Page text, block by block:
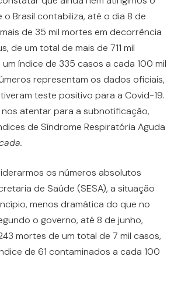
Brasil contabiliza, até o dia 8 de
de 35 mil mortes em decorrência
de um total de mais de 711 mil
índice de 335 casos a cada 100 mil
representam os dados oficiais,
teste positivo para a Covid-19.
atentar para a subnotificação,
de Síndrome Respiratória Aguda
os números absolutos
de Saúde (SESA), a situação
menos dramática do que no
o governo, até 8 de junho,
mortes de um total de 7 mil casos,
de 61 contaminados a cada 100